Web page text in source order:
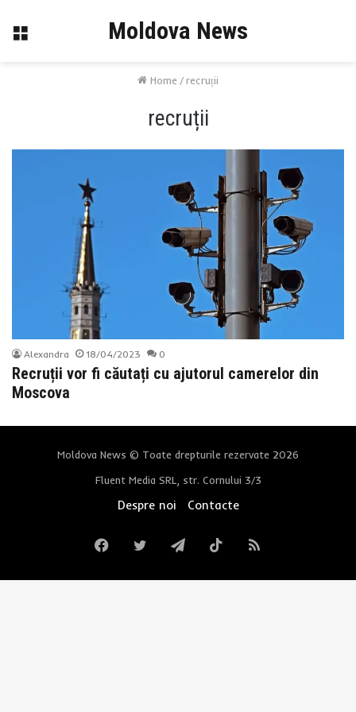
Menu Moldova News
Home /recruții
recruții
Alexandra 18/04/2023 0
Recruții vor fi căutați cu ajutorul camerelor din
Moscova
Moldova News © Toate drepturile rezervate 2026
Fluent Media SRL, str. Cornului 3/3
Despre noi Contacte
FacebookTwitterTelegramTikTokRSS